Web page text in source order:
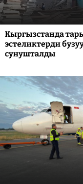
Кыргызстанда
эстеликтерди
сунушталды